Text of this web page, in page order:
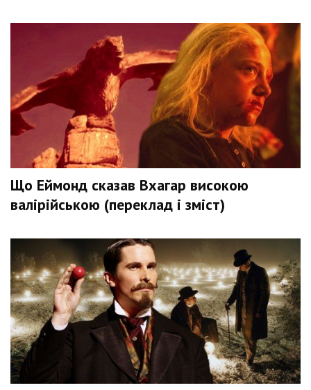
Що Еймонд сказав Вхагар високою
валірійською (переклад і зміст)